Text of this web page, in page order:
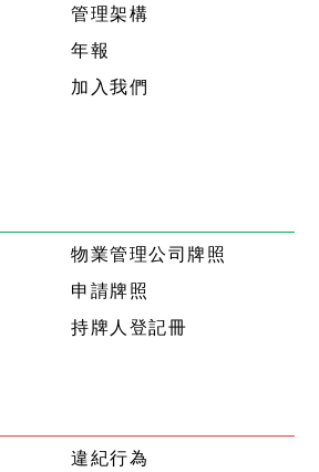
管理架構
年報
加入我們
物業管理公司牌照
申請牌照
持牌人登記冊
違紀行為